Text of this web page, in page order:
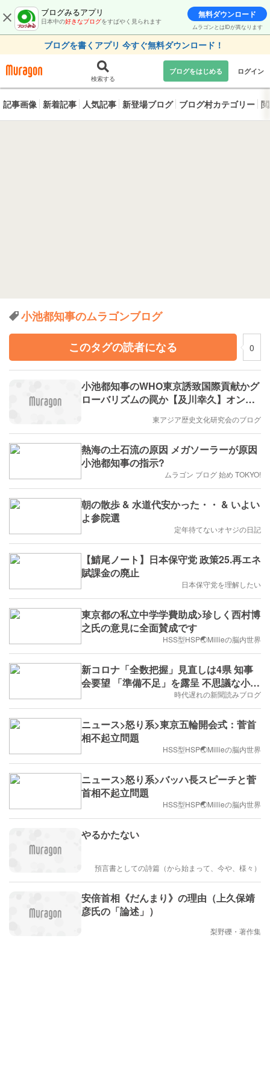
ブログみるアプリ
日本中の好きなブログをすばやく見られます
無料ダウンロード
ムラゴンとはIDが異なります
ブログを書くアプリ 今すぐ無料ダウンロード！
検索する
ブログをはじめる ログイン
記事画像 新着記事 人気記事 新登場ブログ ブログ村カテゴリー
小池都知事のムラゴンブログ
このタグの読者になる
0
小池都知事のWHO東京誘致国際貢献かグ
ローバリズムの罠か【及川幸久】オンラ
東アジア歴史文化研究会のブログ
熱海の土石流の原因 メガソーラーが原因
小池都知事の指示?
ムラゴン ブログ 始め TOKYO!
朝の散歩 & 水道代安かった・・ & いよい
よ参院選
定年待てないオヤジの日記
【鯖尾ノート】日本保守党 政策25.再エネ
賦課金の廃止
日本保守党を理解したい
東京都の私立中学学費助成>珍しく西村博
之氏の意見に全面賛成です
HSS型HSP🌏Millieの脳内世界
新コロナ「全数把握」見直しは4県 知事
会要望 「準備不足」を露呈 不思議な小池
時代遅れの新聞読みブログ
ニュース>怒り系>東京五輪開会式：菅首
相不起立問題
HSS型HSP🌏Millieの脳内世界
ニュース>怒り系>バッハ長スピーチと菅
首相不起立問題
HSS型HSP🌏Millieの脳内世界
やるかたない
預言書としての詩篇（から始まって、今や、様々）
安倍首相《だんまり》の理由（上久保靖
彦氏の「論述」）
梨野礫・著作集